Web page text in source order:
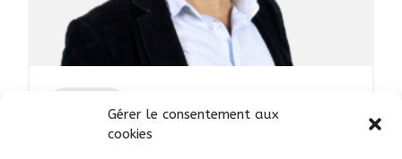
Gérer le consentement aux
cookies
Cabinet de gestalt-thérapie-